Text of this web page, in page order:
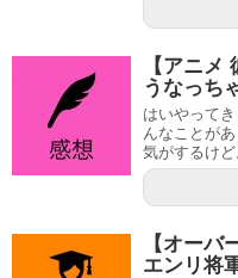
【アニメ
うなっち
はいやって
んなことが
気がするけど
【オーバ
エンリ将